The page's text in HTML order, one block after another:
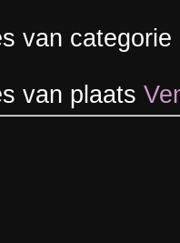
van categorie
van plaats